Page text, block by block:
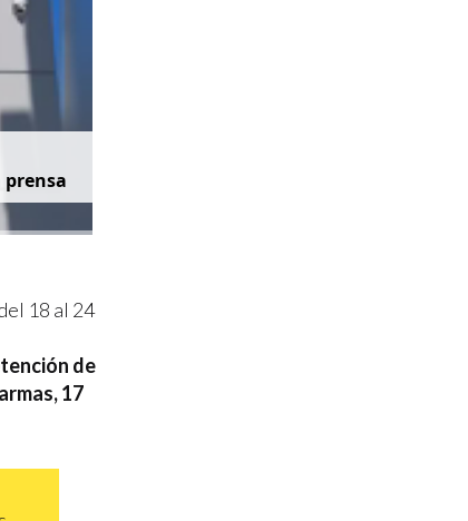
prensa
18 al 24
de
17